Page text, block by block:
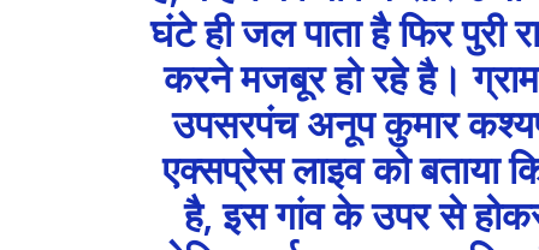
घंटे ही जल पाता है फिर पुरी
करने मजबूर हो रहे है।
उपसरपंच अनूप कुमार कश्यप
एक्सप्रेस लाइव को बताया
है, इस गांव के उपर से